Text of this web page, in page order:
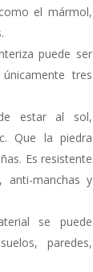
el mármol,
puede ser
tres
estar al sol,
Que la piedra
Es resistente
anti-manchas y
se puede
paredes,